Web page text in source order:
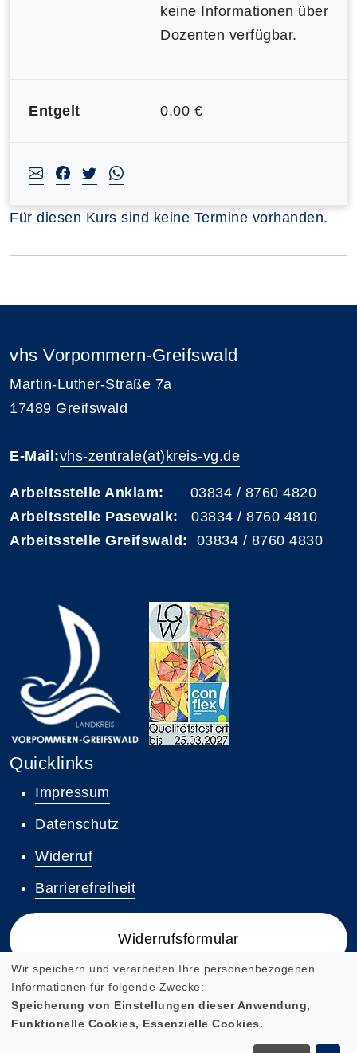
keine Informationen über
Dozenten verfügbar.
Entgelt 0,00 €
Für diesen Kurs sind keine Termine vorhanden.
vhs Vorpommern-Greifswald
Martin-Luther-Straße 7a
17489 Greifswald
E-Mail:vhs-zentrale(at)kreis-vg.de
Arbeitsstelle Anklam: 03834 / 8760 4820
Arbeitsstelle Pasewalk: 03834 / 8760 4810
Arbeitsstelle Greifswald: 03834 / 8760 4830
Quicklinks
Impressum
Datenschutz
Widerruf
Barrierefreiheit
Widerrufsformular
Cookie Einstellungen
Wir speichern und verarbeiten Ihre personenbezogenen
Informationen für folgende Zwecke:
Speicherung von Einstellungen dieser Anwendung,
Funktionelle Cookies, Essenzielle Cookies.